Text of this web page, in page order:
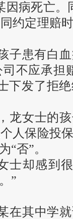
因病死亡
约定理赔
子患有白
不应承担
下发了拒
龙女士的
人保险投
“否”。
却感到
”
在其中学